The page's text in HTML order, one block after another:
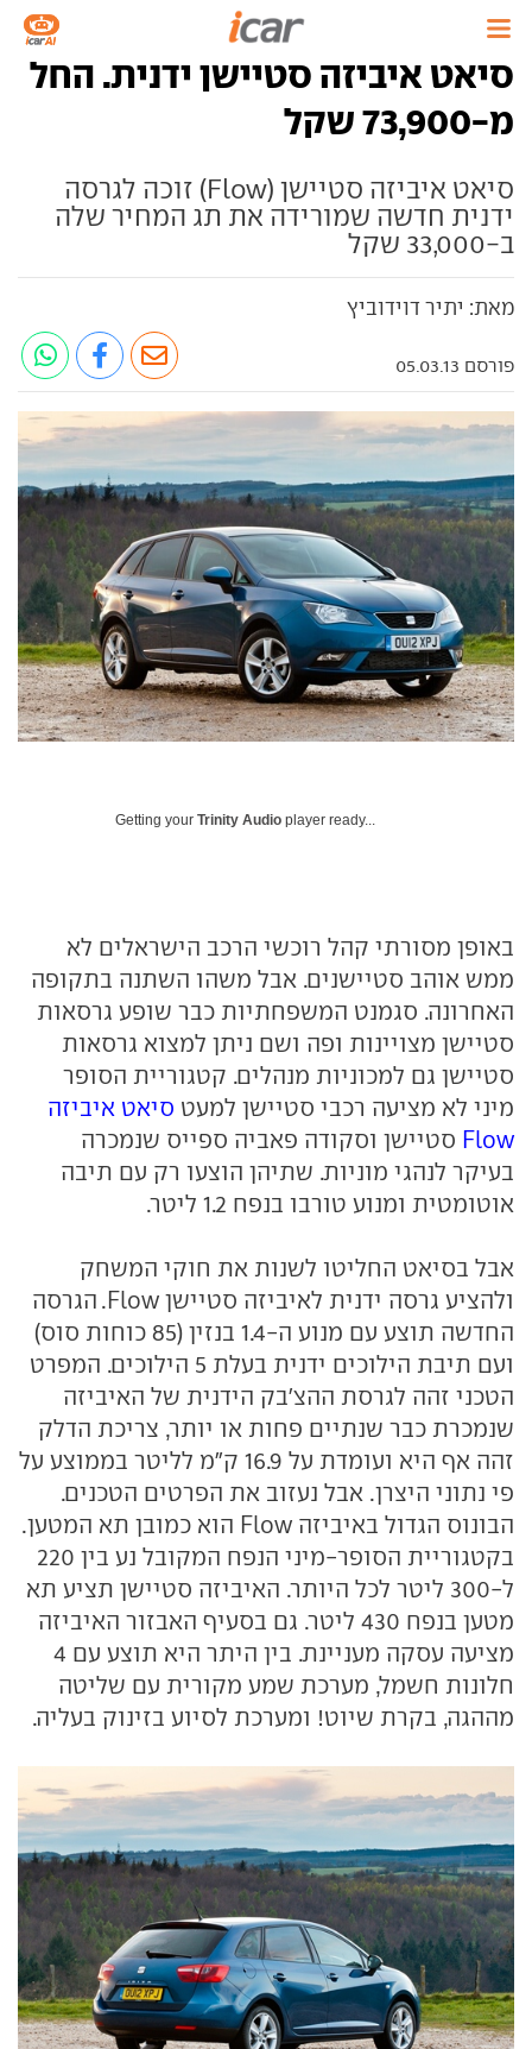
סיאט איביזה סטיישן ידנית. החל
מ-73,900 שקל
סיאט איביזה סטיישן (Flow) זוכה לגרסה
ידנית חדשה שמורידה את תג המחיר שלה
ב-33,000 שקל
מאת: יתיר דוידוביץ
פורסם 05.03.13
Getting your Trinity Audio player ready...
באופן מסורתי קהל רוכשי הרכב הישראלים לא
ממש אוהב סטיישנים. אבל משהו השתנה בתקופה
האחרונה. סגמנט המשפחתיות כבר שופע גרסאות
סטיישן מצויינות ופה ושם ניתן למצוא גרסאות
סטיישן גם למכוניות מנהלים. קטגוריית הסופר
מיני לא מציעה רכבי סטיישן למעט סיאט איביזה
Flow סטיישן וסקודה פאביה ספייס שנמכרה
בעיקר לנהגי מוניות. שתיהן הוצעו רק עם תיבה
אוטומטית ומנוע טורבו בנפח 1.2 ליטר.
אבל בסיאט החליטו לשנות את חוקי המשחק
ולהציע גרסה ידנית לאיביזה סטיישן Flow. הגרסה
החדשה תוצע עם מנוע ה-1.4 בנזין (85 כוחות סוס)
ועם תיבת הילוכים ידנית בעלת 5 הילוכים. המפרט
הטכני זהה לגרסת ההצ'בק הידנית של האיביזה
שנמכרת כבר שנתיים פחות או יותר, צריכת הדלק
זהה אף היא ועומדת על 16.9 ק"מ לליטר בממוצע על
פי נתוני היצרן. אבל נעזוב את הפרטים הטכנים.
הבונוס הגדול באיביזה Flow הוא כמובן תא המטען.
בקטגוריית הסופר-מיני הנפח המקובל נע בין 220
ל-300 ליטר לכל היותר. האיביזה סטיישן תציע תא
מטען בנפח 430 ליטר. גם בסעיף האבזור האיביזה
מציעה עסקה מעניינת. בין היתר היא תוצע עם 4
חלונות חשמל, מערכת שמע מקורית עם שליטה
מההגה, בקרת שיוט! ומערכת לסיוע בזינוק בעליה.